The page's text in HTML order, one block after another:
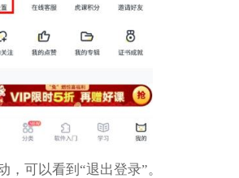
，可以看到“退出登录”。